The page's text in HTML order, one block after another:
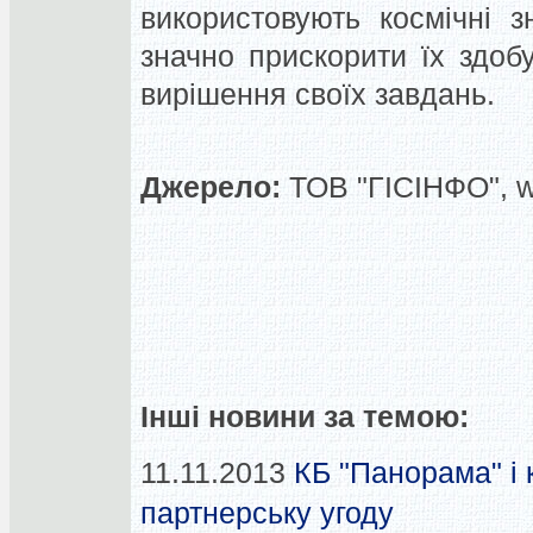
використовують космічні
значно прискорити їх
вирішення своїх завдань.
Джерело: ТОВ "ГІСІНФО",
Інші новини за темою:
11.11.2013 КБ "Панорама" і
партнерську угоду